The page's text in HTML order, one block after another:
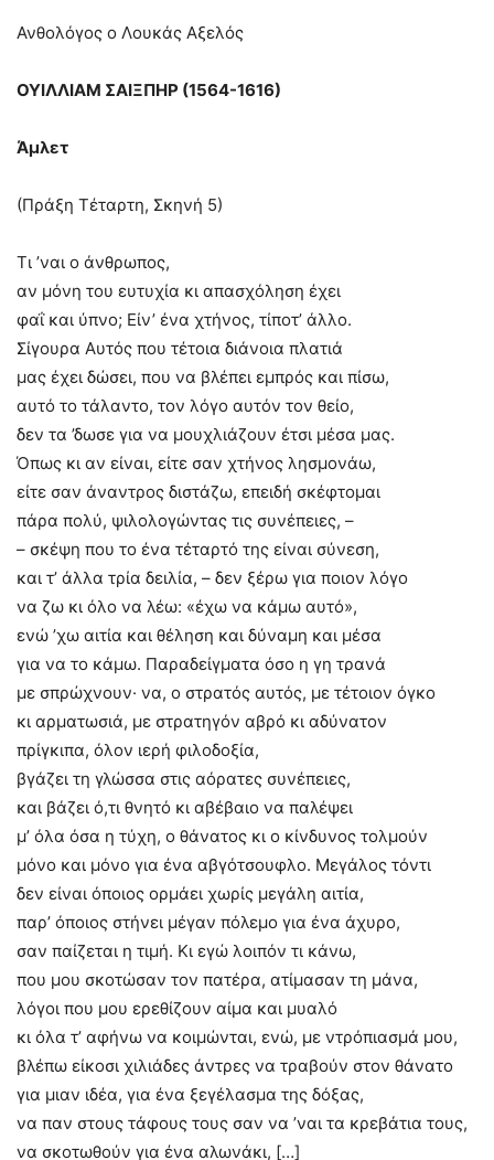
Ανθολόγος ο Λουκάς Αξελός
ΟΥΙΛΛΙΑΜ ΣΑΙΞΠΗΡ (1564-1616)
Άμλετ
(Πράξη Τέταρτη, Σκηνή 5)
Τι ’ναι ο άνθρωπος,
αν μόνη του ευτυχία κι απασχόληση έχει
φαΐ και ύπνο; Είν’ ένα χτήνος, τίποτ’ άλλο.
Σίγουρα Αυτός που τέτοια διάνοια πλατιά
μας έχει δώσει, που να βλέπει εμπρός και πίσω,
αυτό το τάλαντο, τον λόγο αυτόν τον θείο,
δεν τα ’δωσε για να μουχλιάζουν έτσι μέσα μας.
Όπως κι αν είναι, είτε σαν χτήνος λησμονάω,
είτε σαν άναντρος διστάζω, επειδή σκέφτομαι
πάρα πολύ, ψιλολογώντας τις συνέπειες, –
– σκέψη που το ένα τέταρτό της είναι σύνεση,
και τ’ άλλα τρία δειλία, – δεν ξέρω για ποιον λόγο
να ζω κι όλο να λέω: «έχω να κάμω αυτό»,
ενώ ’χω αιτία και θέληση και δύναμη και μέσα
για να το κάμω. Παραδείγματα όσο η γη τρανά
με σπρώχνουν· να, ο στρατός αυτός, με τέτοιον όγκο
κι αρματωσιά, με στρατηγόν αβρό κι αδύνατον
πρίγκιπα, όλον ιερή φιλοδοξία,
βγάζει τη γλώσσα στις αόρατες συνέπειες,
και βάζει ό,τι θνητό κι αβέβαιο να παλέψει
μ’ όλα όσα η τύχη, ο θάνατος κι ο κίνδυνος τολμούν
μόνο και μόνο για ένα αβγότσουφλο. Μεγάλος τόντι
δεν είναι όποιος ορμάει χωρίς μεγάλη αιτία,
παρ’ όποιος στήνει μέγαν πόλεμο για ένα άχυρο,
σαν παίζεται η τιμή. Κι εγώ λοιπόν τι κάνω,
που μου σκοτώσαν τον πατέρα, ατίμασαν τη μάνα,
λόγοι που μου ερεθίζουν αίμα και μυαλό
κι όλα τ’ αφήνω να κοιμώνται, ενώ, με ντρόπιασμά μου,
βλέπω είκοσι χιλιάδες άντρες να τραβούν στον θάνατο
για μιαν ιδέα, για ένα ξεγέλασμα της δόξας,
να παν στους τάφους τους σαν να ’ναι τα κρεβάτια τους,
να σκοτωθούν για ένα αλωνάκι, […]